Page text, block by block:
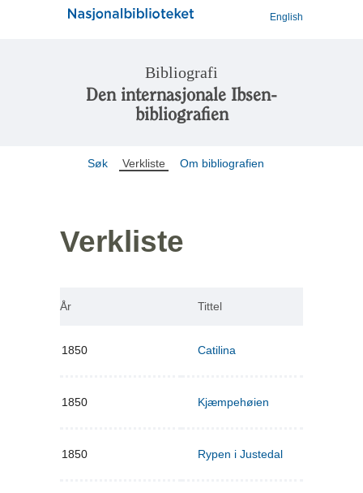
English
Bibliografi
Den internasjonale Ibsen-
bibliografien
Søk Verkliste Om bibliografien
Verkliste
År Tittel
1850 Catilina
1850 Kjæmpehøien
1850 Rypen i Justedal